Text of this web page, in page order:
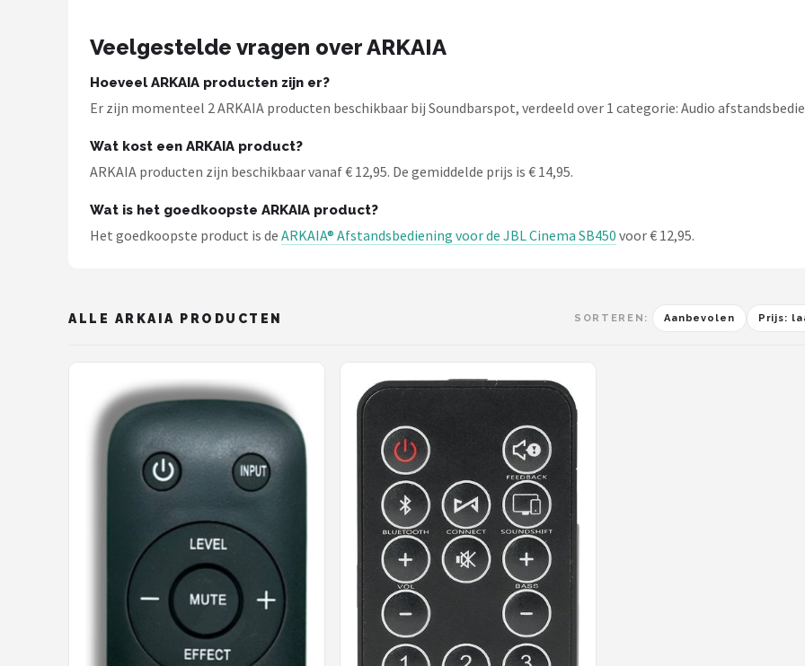
Veelgestelde vragen over ARKAIA
Hoeveel ARKAIA producten zijn er?
Er zijn momenteel 2 ARKAIA producten beschikbaar bij Soundbarspot, verdeeld over 1 categorie: Audio
Wat kost een ARKAIA product?
ARKAIA producten zijn beschikbaar vanaf € 12,95. De gemiddelde prijs is € 14,95.
Wat is het goedkoopste ARKAIA product?
Het goedkoopste product is de ARKAIA® Afstandsbediening voor de JBL Cinema SB450 voor € 12,95.
ALLE ARKAIA PRODUCTEN SORTEREN: Aanbevolen Prijs: